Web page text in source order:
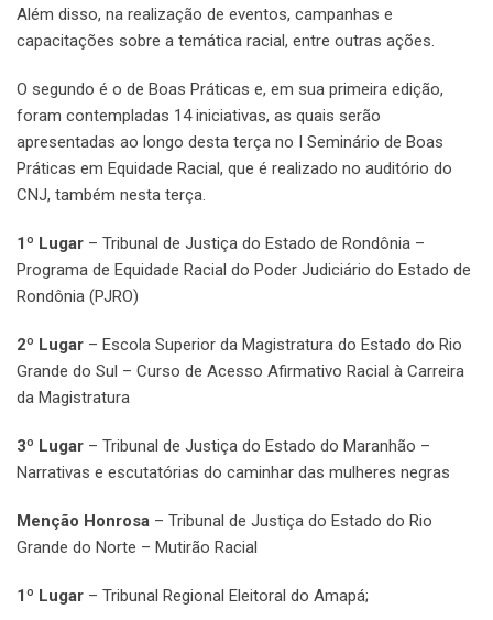
Além disso, na realização de eventos, campanhas e
capacitações sobre a temática racial, entre outras ações.
O segundo é o de Boas Práticas e, em sua primeira edição,
foram contempladas 14 iniciativas, as quais serão
apresentadas ao longo desta terça no I Seminário de Boas
Práticas em Equidade Racial, que é realizado no auditório do
CNJ, também nesta terça.
1º Lugar – Tribunal de Justiça do Estado de Rondônia –
Programa de Equidade Racial do Poder Judiciário do Estado de
Rondônia (PJRO)
2º Lugar – Escola Superior da Magistratura do Estado do Rio
Grande do Sul – Curso de Acesso Afirmativo Racial à Carreira
da Magistratura
3º Lugar – Tribunal de Justiça do Estado do Maranhão –
Narrativas e escutatórias do caminhar das mulheres negras
Menção Honrosa – Tribunal de Justiça do Estado do Rio
Grande do Norte – Mutirão Racial
1º Lugar – Tribunal Regional Eleitoral do Amapá;